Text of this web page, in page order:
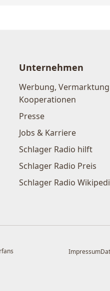
Unternehmen
Werbung,
Kooperationen
Presse
Jobs & Karriere
Schlager Radio hilft
Schlager Radio Preis
Schlager Radio
Impressum